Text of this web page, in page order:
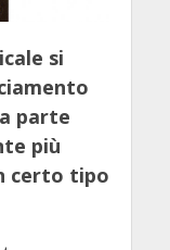
si
parte
più
certo tipo